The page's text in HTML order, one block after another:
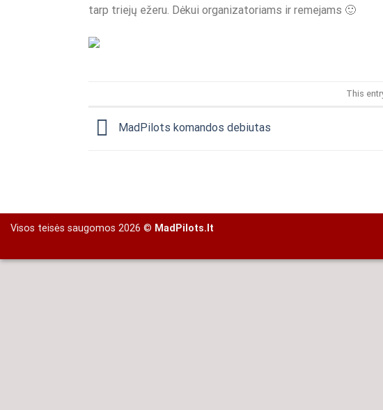
tarp triejų ežeru. Dėkui organizatoriams ir remejams 🙂
This
MadPilots komandos debiutas
Visos teisės saugomos 2026 © MadPilots.lt